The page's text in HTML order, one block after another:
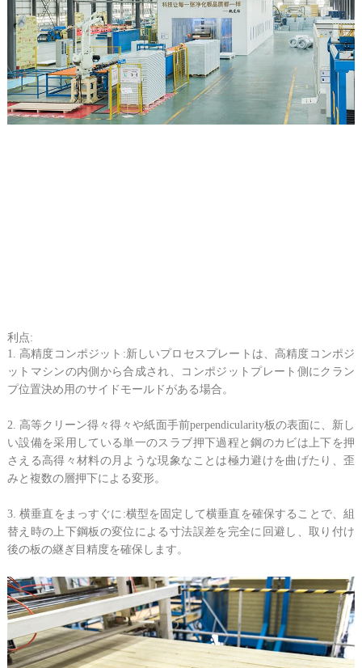
利点:
1. 高精度コンポジット:新しいプロセスプレートは、高精度コンポジ
ットマシンの内側から合成され、コンポジットプレート側にクラン
プ位置決め用のサイドモールドがある場合。
2. 高等クリーン得々得々や紙面手前perpendicularity板の表面に、新し
い設備を采用している単一のスラブ押下過程と鋼のカビは上下を押
さえる高得々材料の月ような現象なことは極力避けを曲げたり、歪
みと複数の層押下による変形。
3. 横垂直をまっすぐに:横型を固定して横垂直を確保することで、組
替え時の上下鋼板の変位による寸法誤差を完全に回避し、取り付け
後の板の継ぎ目精度を確保します。